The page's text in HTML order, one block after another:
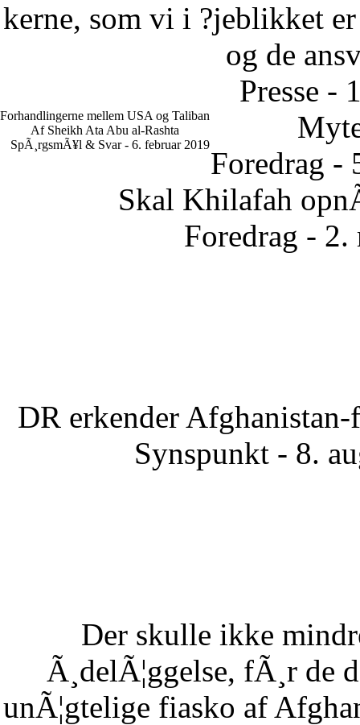
kerne, som vi i ?jeblikket
og de
Presse -
Forhandlingerne mellem USA og Taliban
Af Sheikh Ata Abu al-Rashta
SpÃ¸rgsmÃ¥l & Svar - 6. februar 2019
Foredrag -
Skal Khilafah
Foredrag - 2.
DR erkender
Synspunkt - 8.
Der skulle ikke
Ã¸delÃ¦ggelse, fÃ¸r de
unÃ¦gtelige fiasko af